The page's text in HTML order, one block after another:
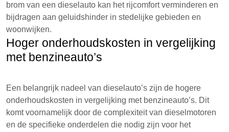
brom van een dieselauto kan het rijcomfort verminderen en
bijdragen aan geluidshinder in stedelijke gebieden en
woonwijken.
Hoger onderhoudskosten in vergelijking
met benzineauto’s
Een belangrijk nadeel van dieselauto’s zijn de hogere
onderhoudskosten in vergelijking met benzineauto’s. Dit
komt voornamelijk door de complexiteit van dieselmotoren
en de specifieke onderdelen die nodig zijn voor het